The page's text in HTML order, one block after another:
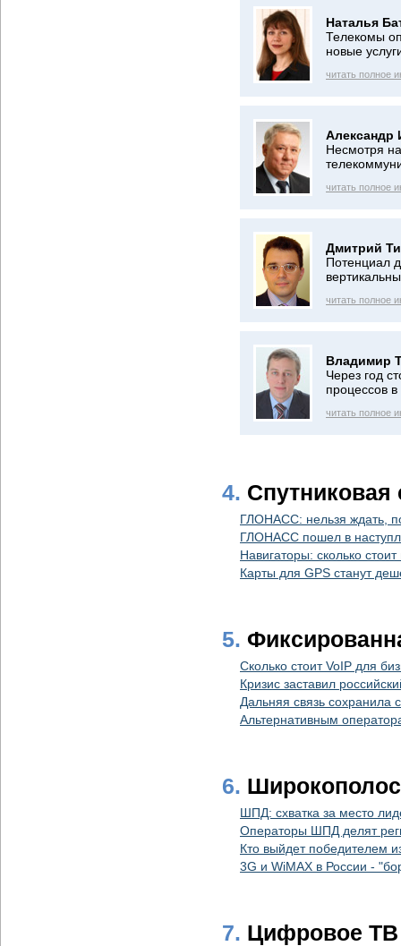
Наталья
Телекомы
новые
читать полное
Александр
Несмотря
читать полное
Дмитрий
Потенциал
читать полное
Владимир
Через год
процессов
читать полное
4. Спутниковая
ГЛОНАСС: нельзя ждать,
ГЛОНАСС пошел в
Навигаторы: сколько
Карты для GPS станут
5.
Сколько стоит VoIP для
Кризис заставил
Дальняя связь сохранила
Альтернативным
6.
ШПД: схватка за место
Операторы ШПД делят
Кто выйдет победителем
3G и WiMAX в России -
7. Цифровое ТВ